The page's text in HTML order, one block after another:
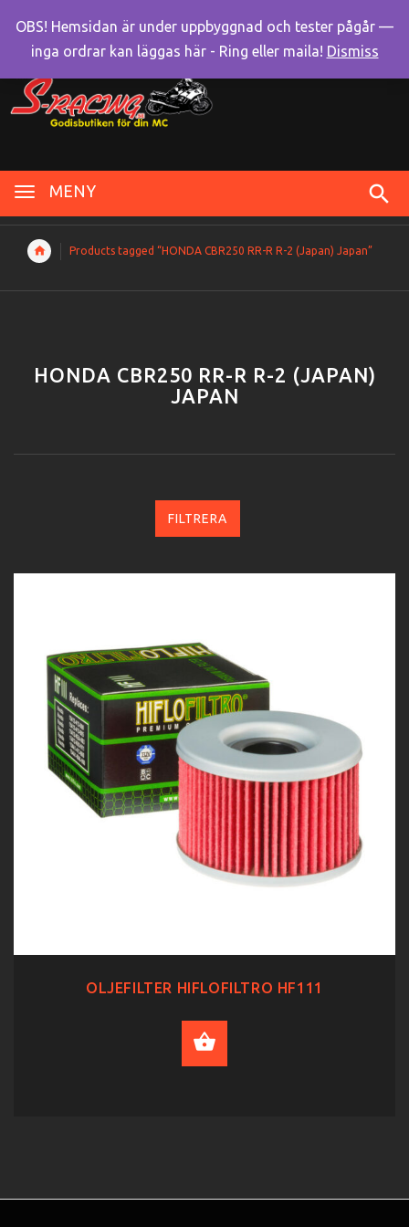
MENY
Products tagged “HONDA CBR250 RR-R R-2 (Japan) Japan”
HONDA CBR250 RR-R R-2 (JAPAN)
JAPAN
FILTRERA
OLJEFILTER HIFLOFILTRO HF111
OBS! Hemsidan är under uppbyggnad och tester pågår —
inga ordrar kan läggas här - Ring eller maila! Dismiss